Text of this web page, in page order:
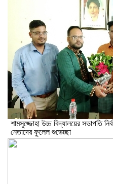
শামসুজ্জোহা উচ্চ বিদ্যালয়ের সভাপতি
নেতাদের ফুলেল শুভেচ্ছা